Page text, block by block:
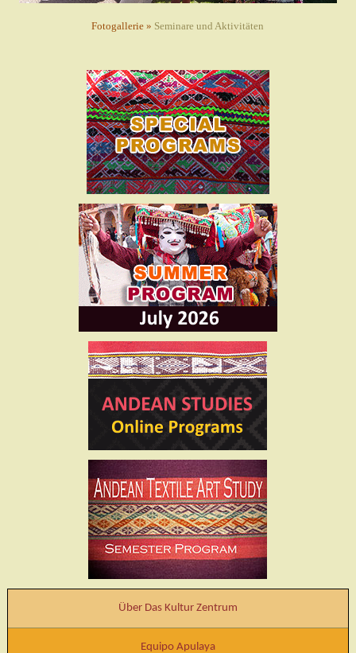
Fotogallerie » Seminare und Aktivitäten
Über Das Kultur Zentrum
Equipo Apulaya